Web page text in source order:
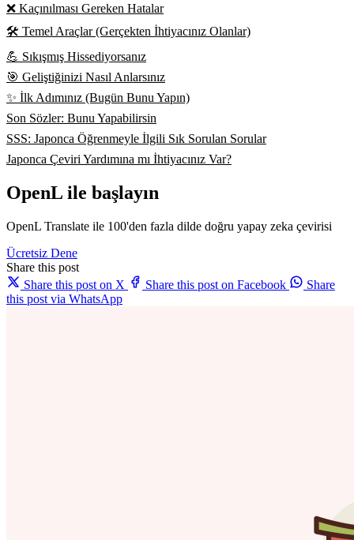
❌ Kaçınılması Gereken Hatalar
🛠️ Temel Araçlar (Gerçekten İhtiyacınız Olanlar)
💪 Sıkışmış Hissediyorsanız
🎯 Geliştiğinizi Nasıl Anlarsınız
✨ İlk Adımınız (Bugün Bunu Yapın)
Son Sözler: Bunu Yapabilirsin
SSS: Japonca Öğrenmeyle İlgili Sık Sorulan Sorular
Japonca Çeviri Yardımına mı İhtiyacınız Var?
OpenL ile başlayın
OpenL Translate ile 100'den fazla dilde doğru yapay zeka çevirisi
Ücretsiz Dene
Share this post
Share this post on X
Share this post on Facebook
Share
this post via WhatsApp